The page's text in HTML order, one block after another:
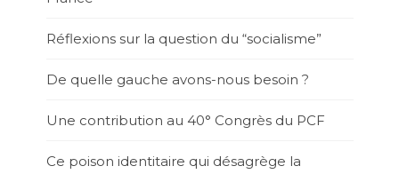
Réflexions sur la question du “socialisme”
De quelle gauche avons-nous besoin ?
Une contribution au 40° Congrès du PCF
Ce poison identitaire qui désagrège la